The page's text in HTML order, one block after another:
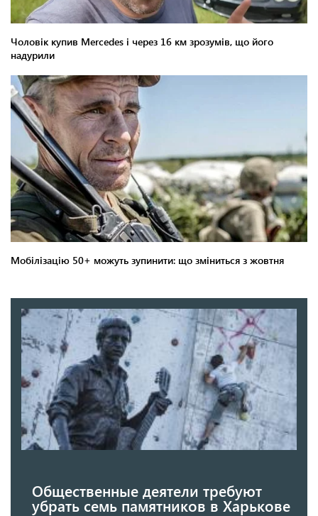
Общественные деятели требуют
убрать семь памятников в Харькове